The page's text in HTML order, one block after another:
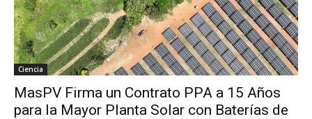
Ciencia
MasPV Firma un Contrato PPA a 15 Años
para la Mayor Planta Solar con Baterías de